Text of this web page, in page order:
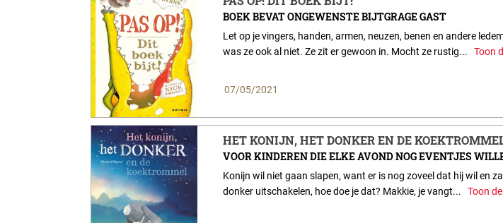
BOEK BEVAT ONGEWENSTE BIJTGRAGE GAST
Let op je vingers, handen, armen, neuzen, benen en andere
was ze ook al niet. Ze zit er gewoon in. Mocht ze rustig...
Toon
07/05/2021
HET KONIJN, HET DONKER EN DE
VOOR KINDEREN DIE ELKE AVOND NOG EVENTJES
Konijn wil niet gaan slapen, want er is nog zoveel dat hij wil en
donker uitschakelen, hoe doe je dat? Makkie, je vangt...
Toon